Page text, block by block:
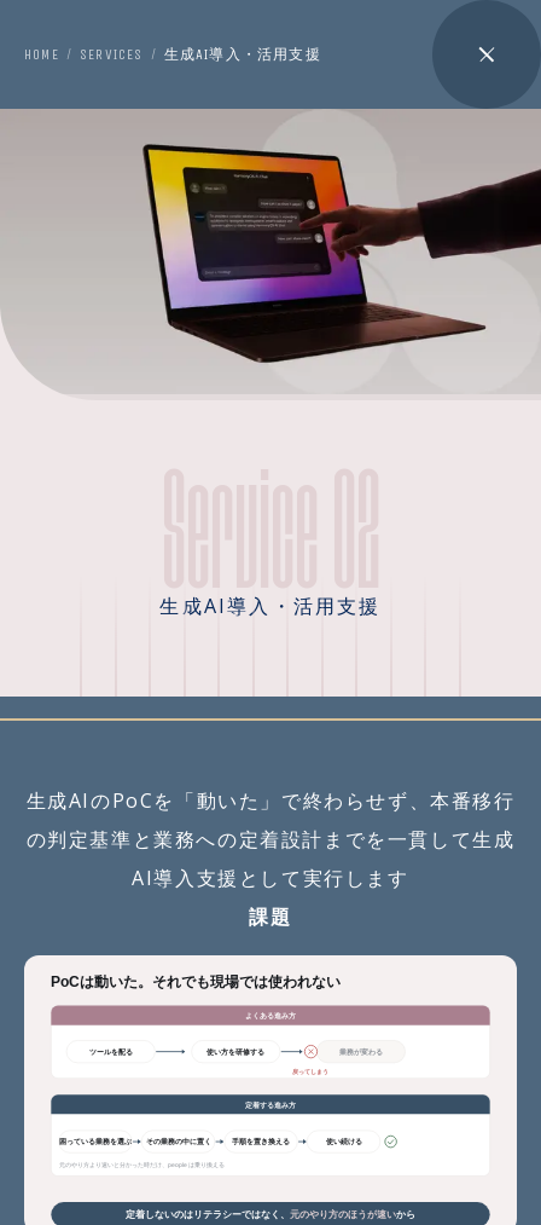
HOME / SERVICES / 生成AI導入・活用支援
生成AI導入・活用支援
生成AIのPoCを「動いた」で終わらせず、本番移行
の判定基準と業務への定着設計までを一貫して生成
AI導入支援として実行します
課題